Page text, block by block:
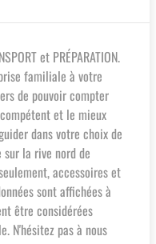
et PRÉPARATION.
familiale à votre
de pouvoir compter
et le mieux
dans votre choix de
sur la rive nord de
accessoires et
sont affichées à
être considérées
N'hésitez pas à nous